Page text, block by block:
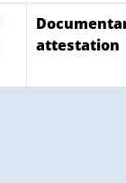
attestation